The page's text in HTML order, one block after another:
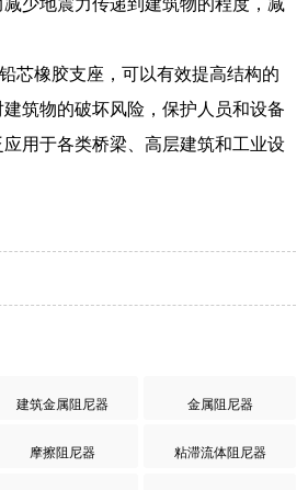
少地震力传递到建筑物的程度，减
芯橡胶支座，可以有效提高结构的
筑物的破坏风险，保护人员和设备
用于各类桥梁、高层建筑和工业设
建筑金属阻尼器 金属阻尼器
摩擦阻尼器 粘滞流体阻尼器